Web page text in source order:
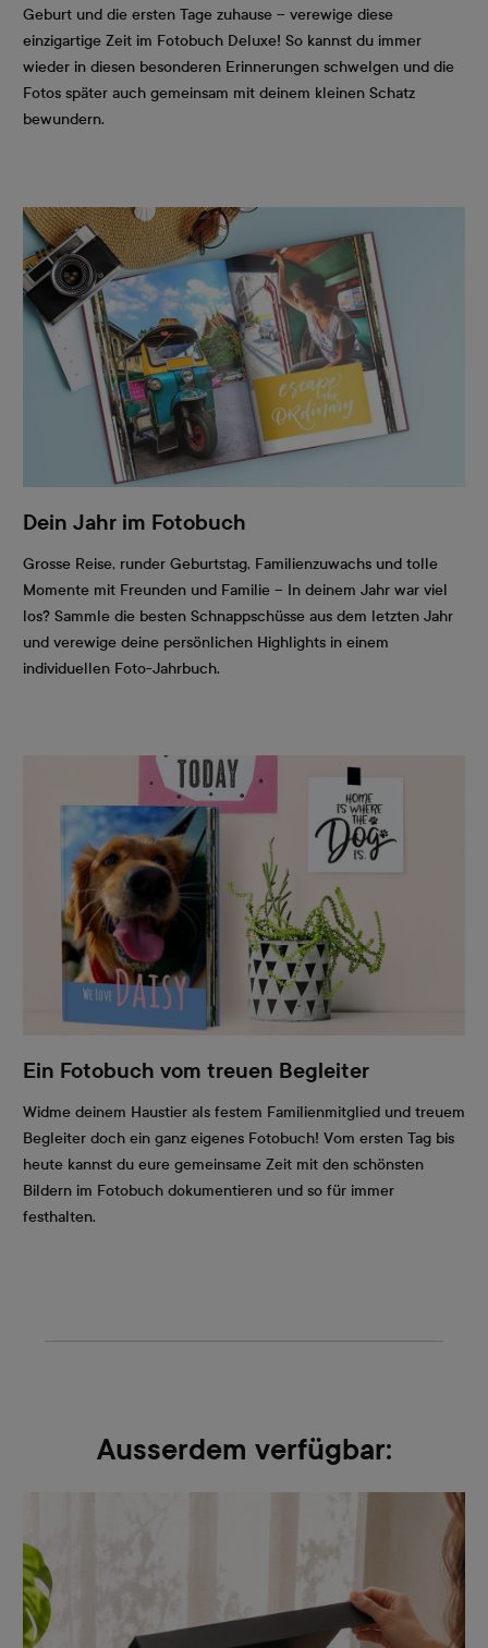
Geburt und die ersten Tage zuhause – verewige diese
einzigartige Zeit im Fotobuch Deluxe! So kannst du immer
wieder in diesen besonderen Erinnerungen schwelgen und die
Fotos später auch gemeinsam mit deinem kleinen Schatz
bewundern.
Dein Jahr im Fotobuch
Grosse Reise, runder Geburtstag, Familienzuwachs und tolle
Momente mit Freunden und Familie – In deinem Jahr war viel
los? Sammle die besten Schnappschüsse aus dem letzten Jahr
und verewige deine persönlichen Highlights in einem
individuellen Foto-Jahrbuch.
Ein Fotobuch vom treuen Begleiter
Widme deinem Haustier als festem Familienmitglied und treuem
Begleiter doch ein ganz eigenes Fotobuch! Vom ersten Tag bis
heute kannst du eure gemeinsame Zeit mit den schönsten
Bildern im Fotobuch dokumentieren und so für immer
festhalten.
Ausserdem verfügbar: